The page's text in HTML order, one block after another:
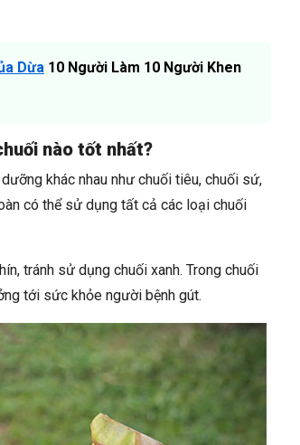
Dừa 10 Người Làm 10 Người Khen
nào tốt nhất?
khác nhau như chuối tiêu, chuối sứ,
có thể sử dụng tất cả các loại chuối
tránh sử dụng chuối xanh. Trong chuối
tới sức khỏe người bệnh gút.